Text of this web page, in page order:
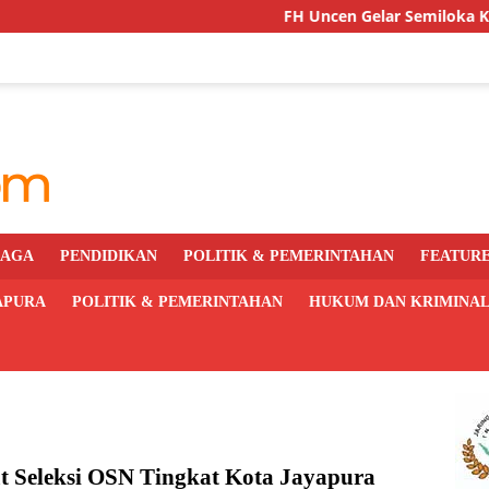
FH Uncen Gelar Semiloka Kurikulum
PENDIDIKAN POLITIK & PEMERINTAHAN
POLITIK & PEMERINTAHAN HUKUM DAN KRIMINAL
Seleksi OSN Tingkat Kota Jayapura